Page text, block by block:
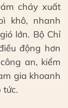
cháy xuất
khô, nhanh
lớn. Bộ Chỉ
động hơn
an, kiểm
gia khoanh